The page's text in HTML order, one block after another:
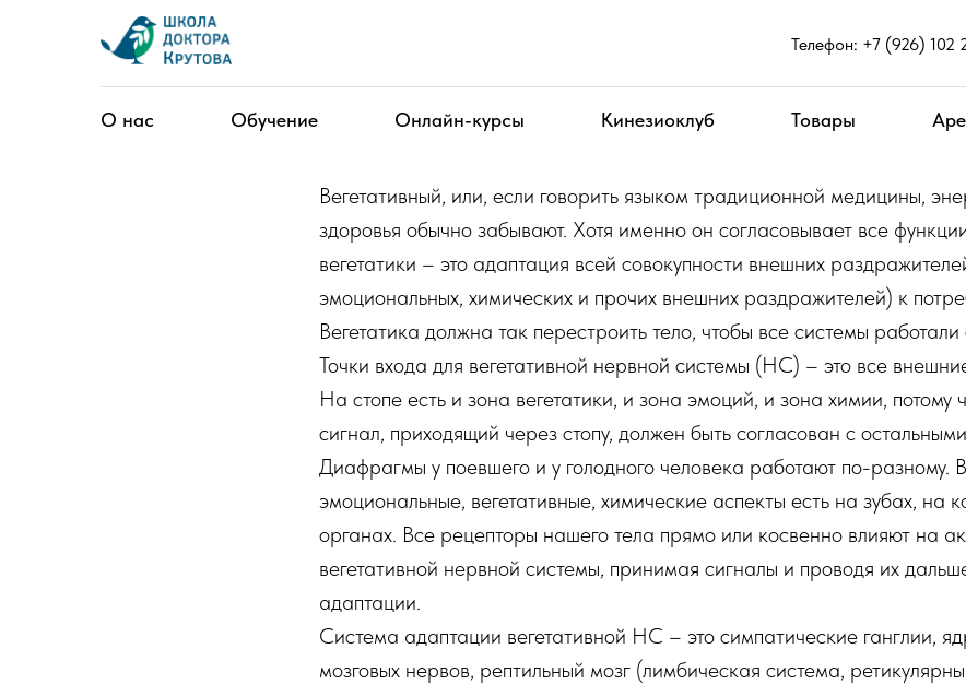
Телефон: +7 (926) 102
О нас Обучение Онлайн-курсы Кинезиоклуб Товары
Вегетативный компонент
Вегетативный, или, если говорить языком традиционной медицины,
здоровья обычно забывают. Хотя именно он согласовывает все
вегетатики – это адаптация всей совокупности внешних
эмоциональных, химических и прочих внешних раздражителей) к
Вегетатика должна так перестроить тело, чтобы все системы
Точки входа для вегетативной нервной системы (НС) – это все
На стопе есть и зона вегетатики, и зона эмоций, и зона химии, потому
сигнал, приходящий через стопу, должен быть согласован с
Диафрагмы у поевшего и у голодного человека работают по-разному.
эмоциональные, вегетативные, химические аспекты есть на зубах, на
органах. Все рецепторы нашего тела прямо или косвенно влияют на
вегетативной нервной системы, принимая сигналы и проводя их
адаптации.
Система адаптации вегетативной НС – это симпатические ганглии,
мозговых нервов, рептильный мозг (лимбическая система,